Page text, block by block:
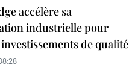
accélère sa
industrielle pour
de qualité